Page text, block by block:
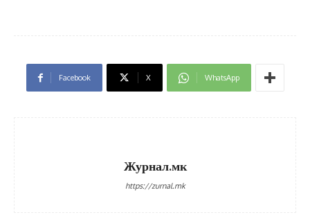
Facebook X WhatsApp
Журнал.мк
https://zurnal.mk